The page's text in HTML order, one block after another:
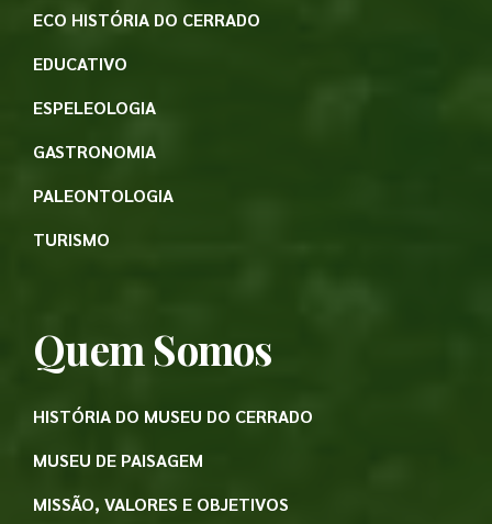
ECO HISTÓRIA DO CERRADO
EDUCATIVO
ESPELEOLOGIA
GASTRONOMIA
PALEONTOLOGIA
TURISMO
Quem Somos
HISTÓRIA DO MUSEU DO CERRADO
MUSEU DE PAISAGEM
MISSÃO, VALORES E OBJETIVOS